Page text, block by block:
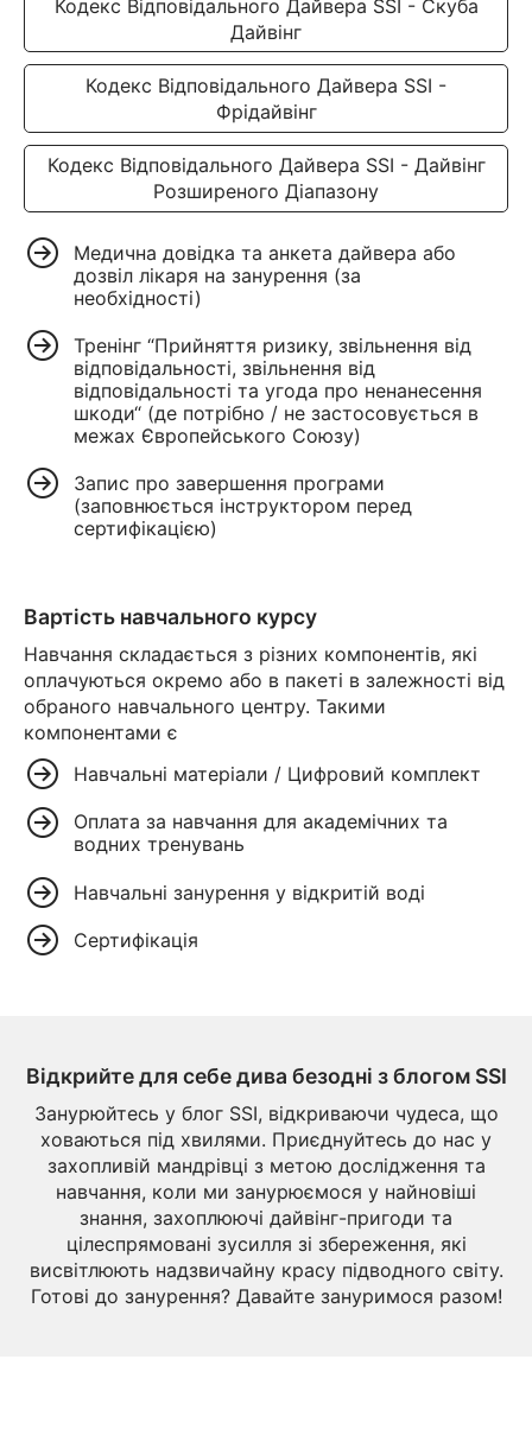
Кодекс Відповідального Дайвера SSI - Скуба
Дайвінг
Кодекс Відповідального Дайвера SSI -
Фрідайвінг
Кодекс Відповідального Дайвера SSI - Дайвінг
Розширеного Діапазону
Медична довідка та анкета дайвера або
дозвіл лікаря на занурення (за
необхідності)
Тренінг “Прийняття ризику, звільнення від
відповідальності, звільнення від
відповідальності та угода про ненанесення
шкоди“ (де потрібно / не застосовується в
межах Європейського Союзу)
Запис про завершення програми
(заповнюється інструктором перед
сертифікацією)
Вартість навчального курсу
Навчання складається з різних компонентів, які
оплачуються окремо або в пакеті в залежності від
обраного навчального центру. Такими
компонентами є
Навчальні матеріали / Цифровий комплект
Оплата за навчання для академічних та
водних тренувань
Навчальні занурення у відкритій воді
Сертифікація
Відкрийте для себе дива безодні з блогом SSI
Занурюйтесь у блог SSI, відкриваючи чудеса, що
ховаються під хвилями. Приєднуйтесь до нас у
захопливій мандрівці з метою дослідження та
навчання, коли ми занурюємося у найновіші
знання, захоплюючі дайвінг-пригоди та
цілеспрямовані зусилля зі збереження, які
висвітлюють надзвичайну красу підводного світу.
Готові до занурення? Давайте зануримося разом!